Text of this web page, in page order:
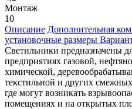
Монтаж
10
Описание Дополнительная
установочные размеры
Светильники предназначены
предприятиях газовой,
химической,
текстильной и других
где могут возникать
помещениях и на открытых